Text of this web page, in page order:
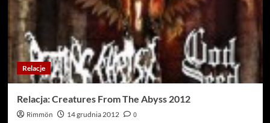
Relacje
Relacja: Creatures From The Abyss 2012
Rimmön 14 grudnia 2012 0